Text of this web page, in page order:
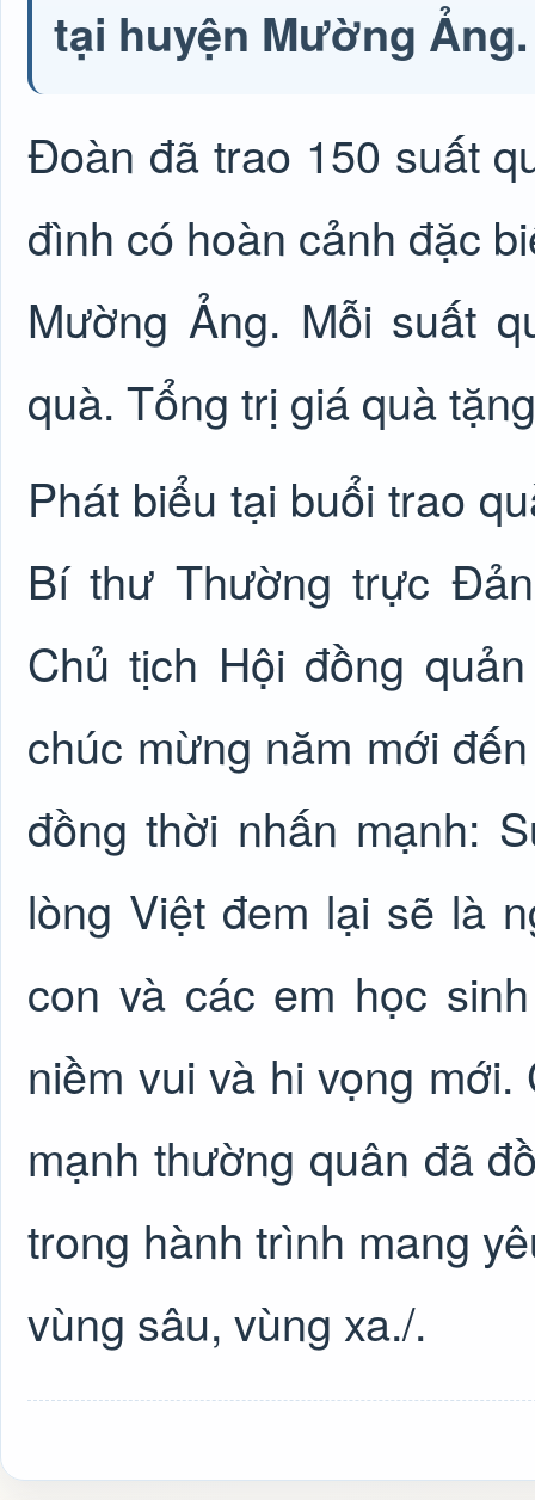
tại huyện Mường Ảng.
Đoàn đã trao 150 suất
đình có hoàn cảnh đặc
Mường Ảng. Mỗi suất
quà. Tổng trị giá quà
Phát biểu tại buổi trao
Bí thư Thường trực
Chủ tịch Hội đồng
chúc mừng năm mới
đồng thời nhấn mạnh:
lòng Việt đem lại sẽ là
con và các em học
niềm vui và hi vọng
mạnh thường quân đã
trong hành trình mang
vùng sâu, vùng xa./.